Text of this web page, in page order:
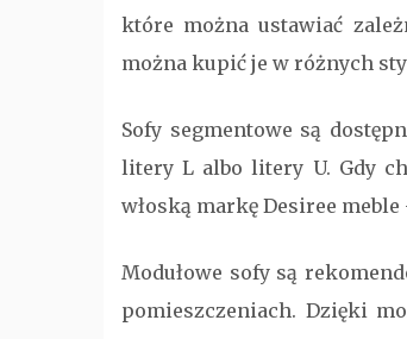
które można ustawiać
można kupić je w różnych
Sofy segmentowe są
litery L albo litery U. Gdy
włoską markę Desiree meble
Modułowe sofy są
pomieszczeniach. Dzięki